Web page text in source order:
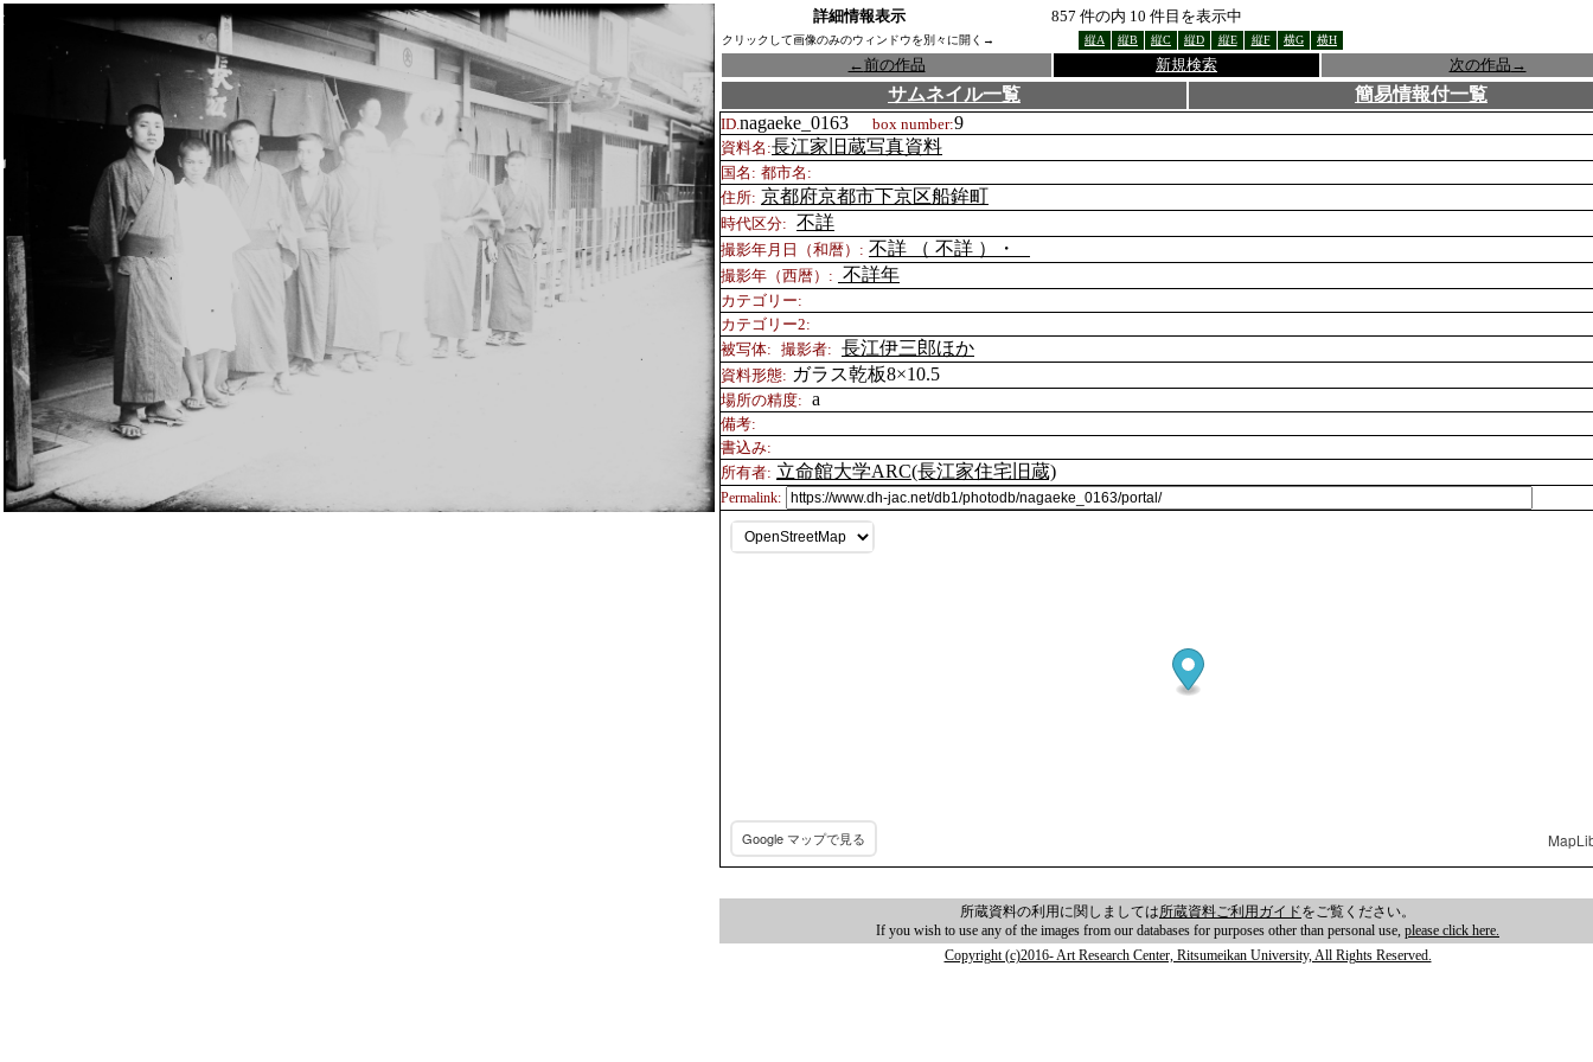
詳細情報表示 857 件の内 10 件目を表示中
クリックして画像のみのウィンドウを別々に開く→ 縦A 縦B 縦C 縦D 縦E 縦F 横G 横H
←前の作品 新規検索 次の作品 →
サムネイル一覧 簡易情報付一覧
ID.nagaeke_0163 box number:9
資料名:長江家旧蔵写真資料
国名: 都市名:
住所: 京都府京都市下京区船鉾町
時代区分: 不詳
撮影年月日（和暦）: 不詳 （ 不詳 ）・
撮影年（西暦）: 不詳年
カテゴリー:
カテゴリー2:
被写体: 撮影者: 長江伊三郎ほか
資料形態: ガラス乾板8×10.5
場所の精度: a
備考:
書込み:
所有者: 立命館大学ARC(長江家住宅旧蔵)
Permalink:
Google マップで見る
所蔵資料の利用に関しましては所蔵資料ご利用ガイドをご覧ください。
If you wish to use any of the images from our databases for purposes other than personal use, please click here.
Copyright (c)2016- Art Research Center, Ritsumeikan University, All Rights Reserved.